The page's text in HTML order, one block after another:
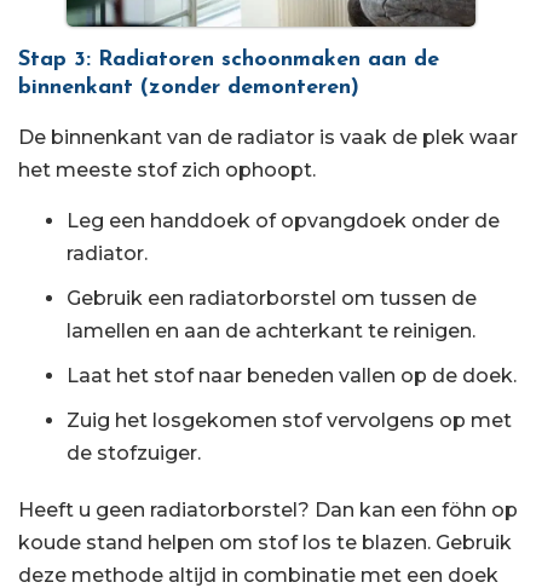
Stap 3: Radiatoren schoonmaken aan de
binnenkant (zonder demonteren)
De binnenkant van de radiator is vaak de plek waar
het meeste stof zich ophoopt.
Leg een handdoek of opvangdoek onder de
radiator.
Gebruik een radiatorborstel om tussen de
lamellen en aan de achterkant te reinigen.
Laat het stof naar beneden vallen op de doek.
Zuig het losgekomen stof vervolgens op met
de stofzuiger.
Heeft u geen radiatorborstel? Dan kan een föhn op
koude stand helpen om stof los te blazen. Gebruik
deze methode altijd in combinatie met een doek